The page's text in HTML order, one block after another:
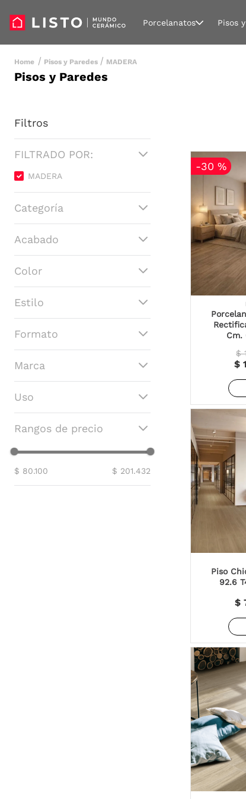
Porcelanatos Pisos
Pisos y Paredes MADERA
Pisos y Paredes
Filtros
FILTRADO POR:
MADERA
Categoría
Pisos Cerámicos
Acabado
Color
Beige
Cafe
Estilo
PIEDRA
MARMOLIZADO
PLANO
PULIDO
HIDRAULICO-RETRO
CARVING
ESTRUCTURA-DECORADO
OXIDO
ESTRUCTURADO
Formato
24X100
20X120
30X150
Marca
Corona
Importado
Uso
Rangos de precio
$ 80.100 $ 201.432
-30 %
Cm.
$
$
Piso
92.6
$